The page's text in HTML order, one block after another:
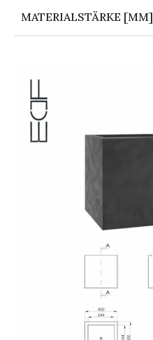
MATERIALSTÄRKE [MM]